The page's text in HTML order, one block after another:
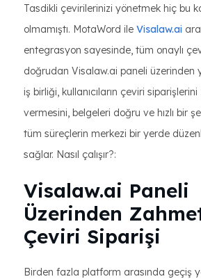
Tasdikli çevirilerinizi yönetmek hiç bu
olmamıştı. MotaWord ile Visalaw.ai
entegrasyon sayesinde, tüm onaylı
doğrudan Visalaw.ai paneli üzerinden
iş birliği, kullanıcıların çeviri
vermesini, belgeleri doğru ve hızlı bir
tüm süreçlerin merkezi bir yerde
sağlar. Nasıl çalışır?:
Visalaw.ai Paneli
Üzerinden
Çeviri Siparişi
Birden fazla platform arasında geçiş